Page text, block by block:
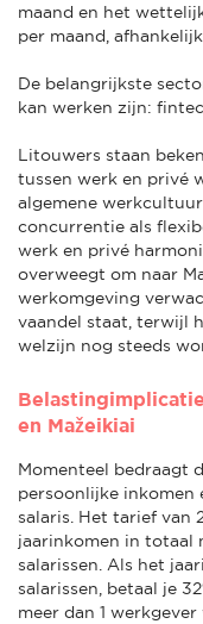
maand en het
per maand,
De belangrijkste
kan werken zijn:
Litouwers staan
tussen werk en privé
algemene
concurrentie als
werk en privé
overweegt om naar
werkomgeving
vaandel staat, terwijl
welzijn nog steeds
en Mažeikiai
Momenteel bedraagt
persoonlijke inkomen
salaris. Het tarief van
jaarinkomen in totaal
salarissen. Als het
salarissen, betaal je
meer dan 1